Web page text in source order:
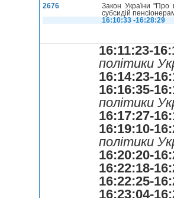
2676
Закон України "Про
субсидій
16:10:33 -16:28:29
16:11:23-
політики
16:14:23-
16:16:35-
політики
16:17:27-
16:19:10-
політики
16:20:20-
16:22:18-
16:22:25-
16:23:04-